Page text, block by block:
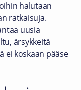
halutaan
ratkaisuja.
uusia
ärsykkeitä
ei koskaan pääse